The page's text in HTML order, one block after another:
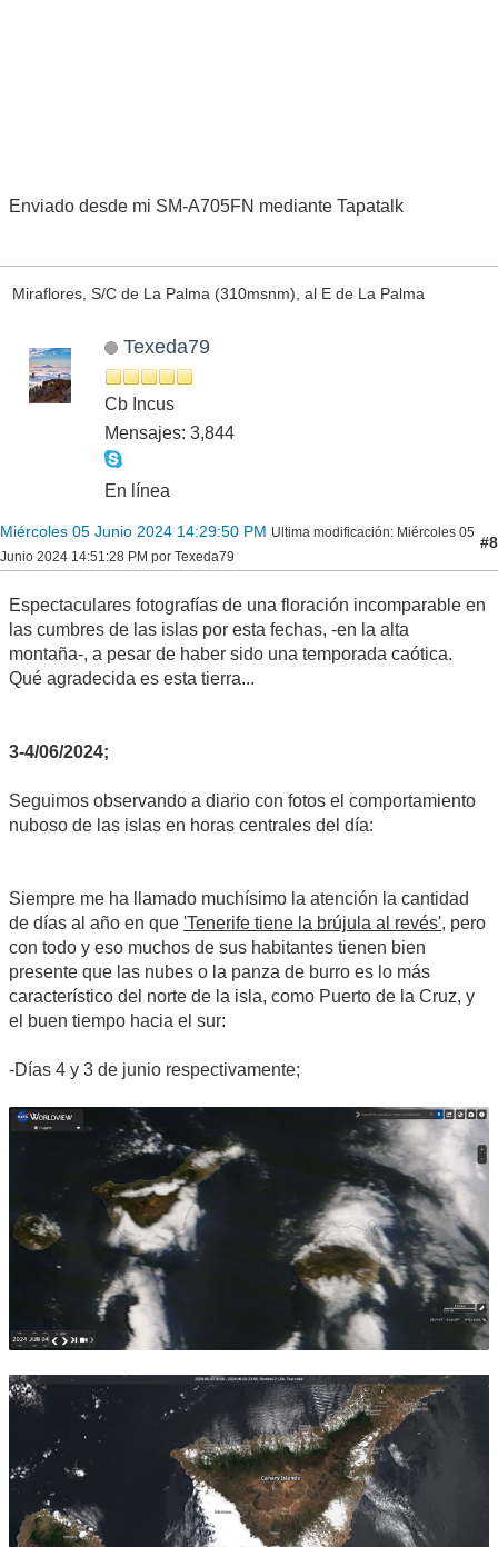
Enviado desde mi SM-A705FN mediante Tapatalk
Miraflores, S/C de La Palma (310msnm), al E de La Palma
Texeda79
Cb Incus
Mensajes: 3,844
En línea
Miércoles 05 Junio 2024 14:29:50 PM Ultima modificación: Miércoles 05
Junio 2024 14:51:28 PM por Texeda79
#8
Espectaculares fotografías de una floración incomparable en
las cumbres de las islas por esta fechas, -en la alta
montaña-, a pesar de haber sido una temporada caótica.
Qué agradecida es esta tierra...
3-4/06/2024;
Seguimos observando a diario con fotos el comportamiento
nuboso de las islas en horas centrales del día:
Siempre me ha llamado muchísimo la atención la cantidad
de días al año en que 'Tenerife tiene la brújula al revés', pero
con todo y eso muchos de sus habitantes tienen bien
presente que las nubes o la panza de burro es lo más
característico del norte de la isla, como Puerto de la Cruz, y
el buen tiempo hacia el sur:
-Días 4 y 3 de junio respectivamente;